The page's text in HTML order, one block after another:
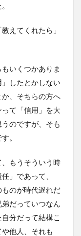
えてくれたら」
いくつかありま
したとかしない
、そちらの方へ
て「信用」を大
のですが、そも
。
もうそういう時
」であって、
ものが時代遅れだ
だっていつなん
分だって結構こ
他人、それも